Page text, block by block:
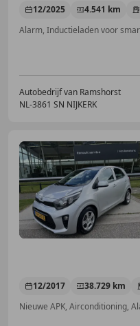
12/2025 4.541 km
Autobedrijf van Ramshorst
NL-3861 SN NIJKERK
12/2017 38.729 km